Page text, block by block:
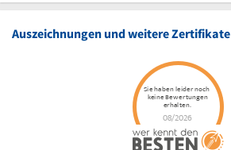
Auszeichnungen und weitere Zertifikate